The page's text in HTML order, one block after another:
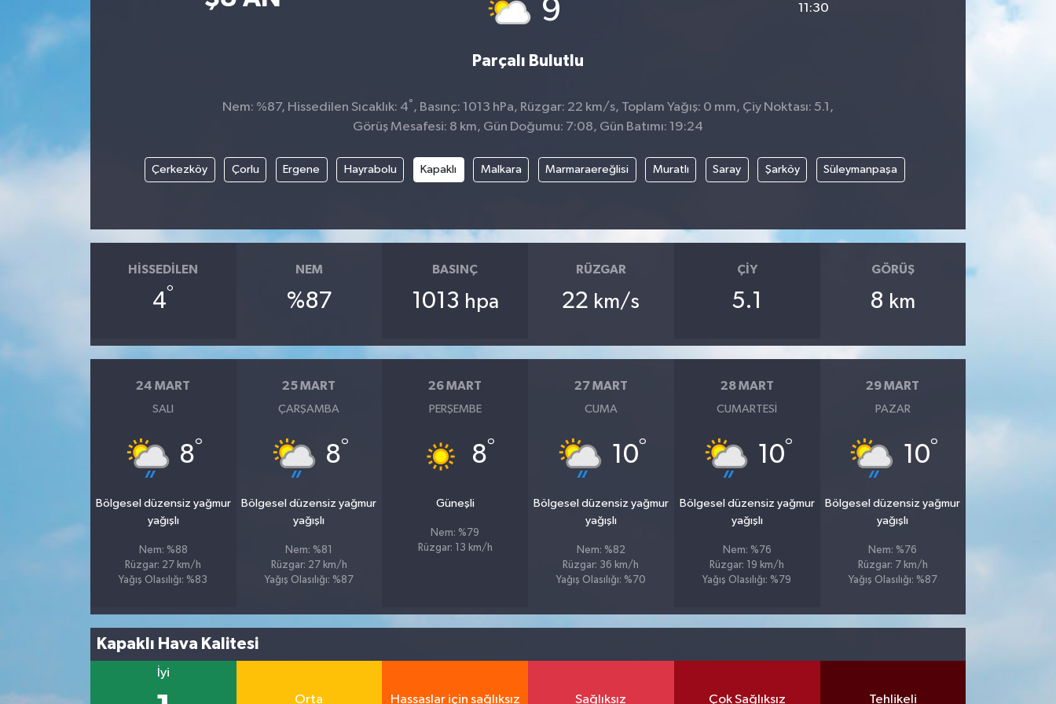
9
Parçalı Bulutlu
11:30
Nem: %87, Hissedilen Sıcaklık: 4° , Basınç: 1013 hPa, Rüzgar: 22 km/s, Toplam Yağış: 0 mm, Çiy Noktası: 5.1,
Görüş Mesafesi: 8 km, Gün Doğumu: 7:08, Gün Batımı: 19:24
Çerkezköy Çorlu Ergene Hayrabolu Kapaklı Malkara Marmaraereğlisi Muratlı Saray Şarköy Süleymanpaşa
HISSEDILEN
4°
NEM
%87
BASINÇ
1013 hpa
RÜZGAR
22 km/s
ÇIY
5.1
GÖRÜŞ
8 km
24 MART
SALI
8°
Bölgesel düzensiz yağmur
yağışlı
Nem: %88
Rüzgar: 27 km/h
Yağış Olasılığı: %83
25 MART
ÇARŞAMBA
8°
Bölgesel düzensiz yağmur
yağışlı
Nem: %81
Rüzgar: 27 km/h
Yağış Olasılığı: %87
26 MART
PERŞEMBE
8°
Güneşli
Nem: %79
Rüzgar: 13 km/h
27 MART
CUMA
10°
Bölgesel düzensiz yağmur
yağışlı
Nem: %82
Rüzgar: 36 km/h
Yağış Olasılığı: %70
28 MART
CUMARTESI
10°
Bölgesel düzensiz yağmur
yağışlı
Nem: %76
Rüzgar: 19 km/h
Yağış Olasılığı: %79
29 MART
PAZAR
10°
Bölgesel düzensiz yağmur
yağışlı
Nem: %76
Rüzgar: 7 km/h
Yağış Olasılığı: %87
Kapaklı Hava Kalitesi
İyi
Orta Hassaslar için sağlıksız Sağlıksız Çok Sağlıksız Tehlikeli
Kültür-Sanat
Spor